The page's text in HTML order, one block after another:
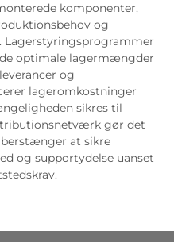
komponenter,
og
Lagerstyringsprogrammer
optimale lagermængder
og
lageromkostninger
sikres til
gør det
at sikre
og supportydelse uanset